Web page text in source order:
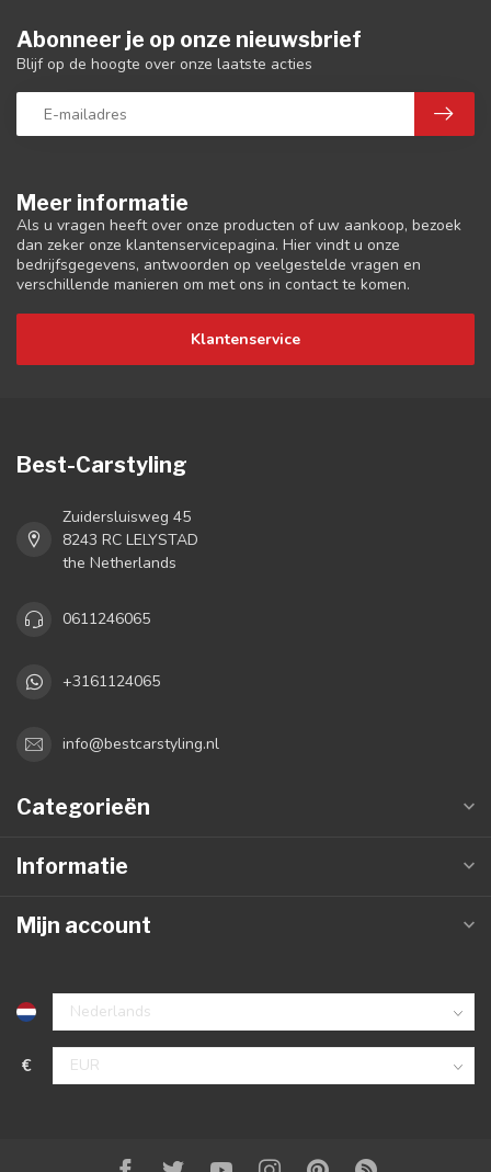
Meer informatie
Als u vragen heeft over onze producten of uw aankoop, bezoek
dan zeker onze klantenservicepagina. Hier vindt u onze
bedrijfsgegevens, antwoorden op veelgestelde vragen en
verschillende manieren om met ons in contact te komen.
Klantenservice
Abonneer je op onze nieuwsbrief
Blijf op de hoogte over onze laatste acties
Best-Carstyling
Zuidersluisweg 45
8243 RC LELYSTAD
the Netherlands
0611246065
+3161124065
info@bestcarstyling.nl
Categorieën
Informatie
Mijn account
€